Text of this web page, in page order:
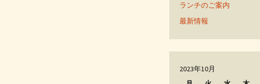
ランチのご案内
最新情報
2023年10月